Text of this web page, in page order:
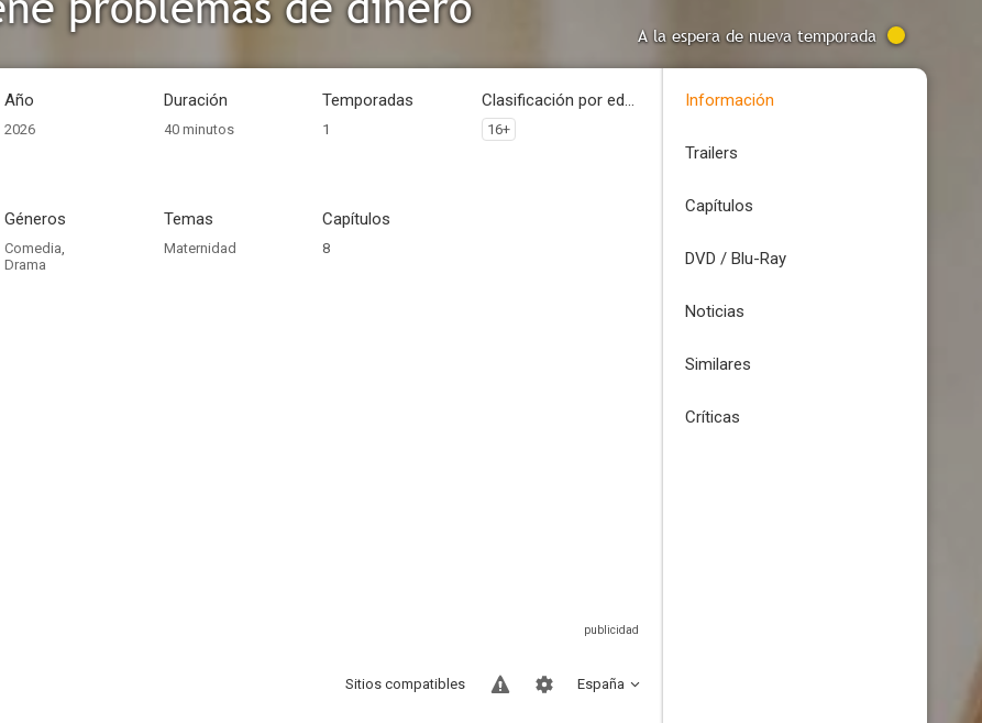
A la espera de nueva temporada
Año
2026
Duración
40 minutos
Temporadas
1
Clasificación por edades
16+
Géneros
Comedia,
Drama
Temas
Maternidad
Capítulos
8
España
Sitios compatibles
Información
Trailers
Capítulos
DVD / Blu-Ray
Noticias
Similares
Críticas